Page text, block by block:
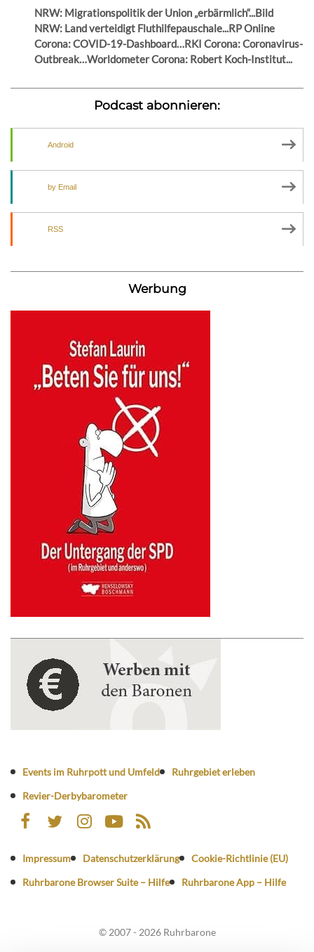
NRW: Migrationspolitik der Union „erbärmlich“...Bild
NRW: Land verteidigt Fluthilfepauschale...RP Online
Corona: COVID-19-Dashboard…RKI Corona: Coronavirus-
Outbreak…Worldometer Corona: Robert Koch-Institut...
Podcast abonnieren:
Android
by Email
RSS
Werbung
Events im Ruhrpott und Umfeld
Ruhrgebiet erleben
Revier-Derbybarometer
Impressum Datenschutzerklärung
Cookie-Richtlinie (EU)
Ruhrbarone Browser Suite – Hilfe
Ruhrbarone App – Hilfe
© 2007 - 2026 Ruhrbarone